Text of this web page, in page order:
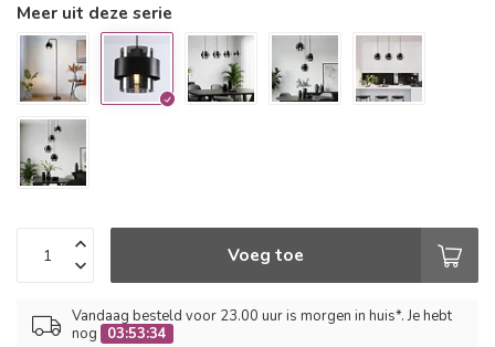
Meer uit deze serie
Voeg toe
Vandaag besteld voor 23.00 uur is morgen in huis*. Je hebt
nog
03:53:34